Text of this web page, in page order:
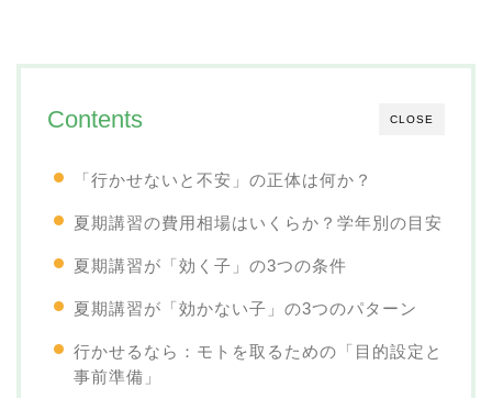
CLOSE
Contents
「行かせないと不安」の正体は何か？
夏期講習の費用相場はいくらか？学年別の目安
夏期講習が「効く子」の3つの条件
夏期講習が「効かない子」の3つのパターン
行かせるなら：モトを取るための「目的設定と
事前準備」